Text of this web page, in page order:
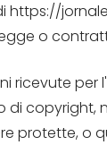
o
ricevute
protette, o